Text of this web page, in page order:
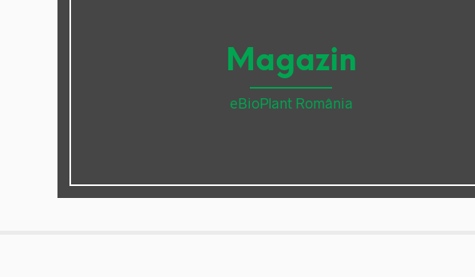
Magazin
eBioPlant România